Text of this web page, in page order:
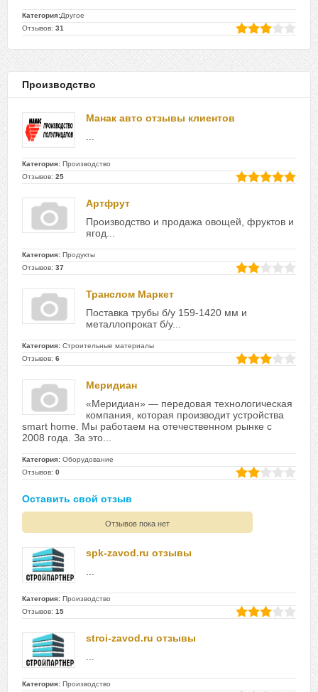
Категория:Другое
Отзывов: 31
Производство
Манак авто отзывы клиентов
Категория: Производство
Отзывов: 25
Артфрут
Производство и продажа овощей, фруктов и
ягод...
Категория: Продукты
Отзывов: 37
Транслом Маркет
Поставка трубы б/у 159-1420 мм и
металлопрокат б/у...
Категория: Строительные материалы
Отзывов: 6
Меридиан
«Меридиан» — передовая технологическая
компания, которая производит устройства
smart home. Мы работаем на отечественном рынке с
2008 года. За это...
Категория: Оборудование
Отзывов: 0
Оставить свой отзыв
Отзывов пока нет
spk-zavod.ru отзывы
Категория: Производство
Отзывов: 15
stroi-zavod.ru отзывы
Категория: Производство